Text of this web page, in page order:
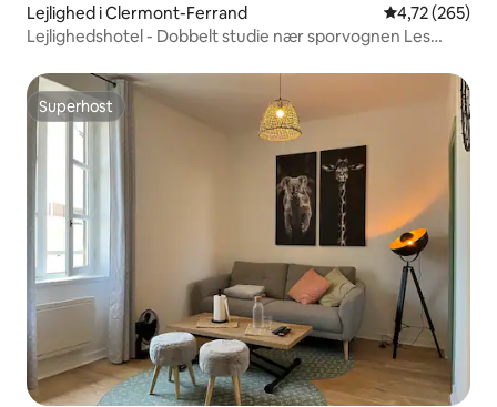
Lejlighed i Clermont-Ferrand 4,72 ud af 5 i
4,72 (265)
Lejlighedshotel - Dobbelt studie nær sporvognen Les
Superhost
Superhost